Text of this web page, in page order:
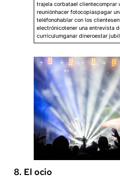
trajela corbatael clientecomprar
reuniónhacer fotocopiaspagar
teléfonohablar con los
electrónicotener una entrevista
currículumganar dineroestar
8. El ocio